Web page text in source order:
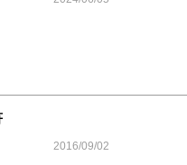
2016/09/02